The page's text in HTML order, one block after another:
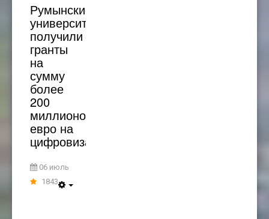
Румынские
университеты
получили
гранты
на
сумму
более
200
миллионов
евро на
цифровизацию
06 июль
1843